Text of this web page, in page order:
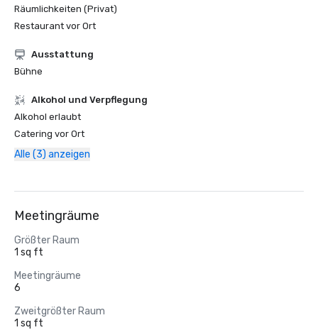
Räumlichkeiten (Privat)
Restaurant vor Ort
Ausstattung
Bühne
‪Alkohol‬ und Verpflegung
‪Alkohol‬ erlaubt
Catering vor Ort
Alle (3) anzeigen
Meetingräume
Größter Raum
1 sq ft
Meetingräume
6
Zweitgrößter Raum
1 sq ft